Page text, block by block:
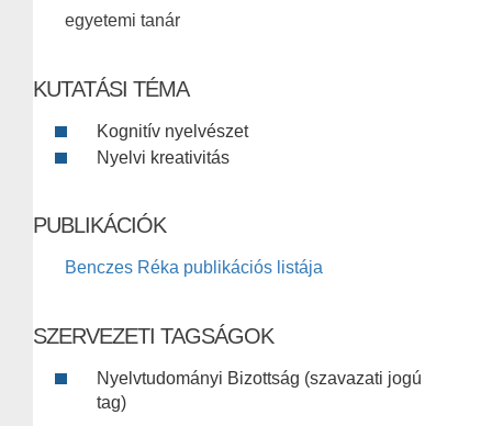
egyetemi tanár
KUTATÁSI TÉMA
Kognitív nyelvészet
Nyelvi kreativitás
PUBLIKÁCIÓK
Benczes Réka publikációs listája
SZERVEZETI TAGSÁGOK
Nyelvtudományi Bizottság (szavazati jogú
tag)